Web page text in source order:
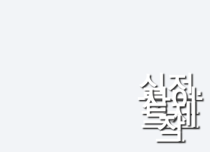
실전.
사이
트제
작